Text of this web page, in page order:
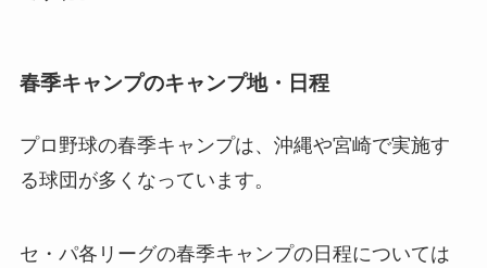
春季キャンプのキャンプ地・日程
プロ野球の春季キャンプは、沖縄や宮崎で実施す
る球団が多くなっています。
セ・パ各リーグの春季キャンプの日程については